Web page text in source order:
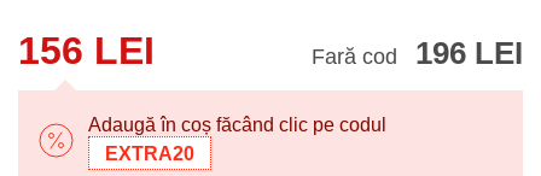
156 LEI Fară cod 196 LEI
Adaugă în coș făcând clic pe codul
EXTRA20